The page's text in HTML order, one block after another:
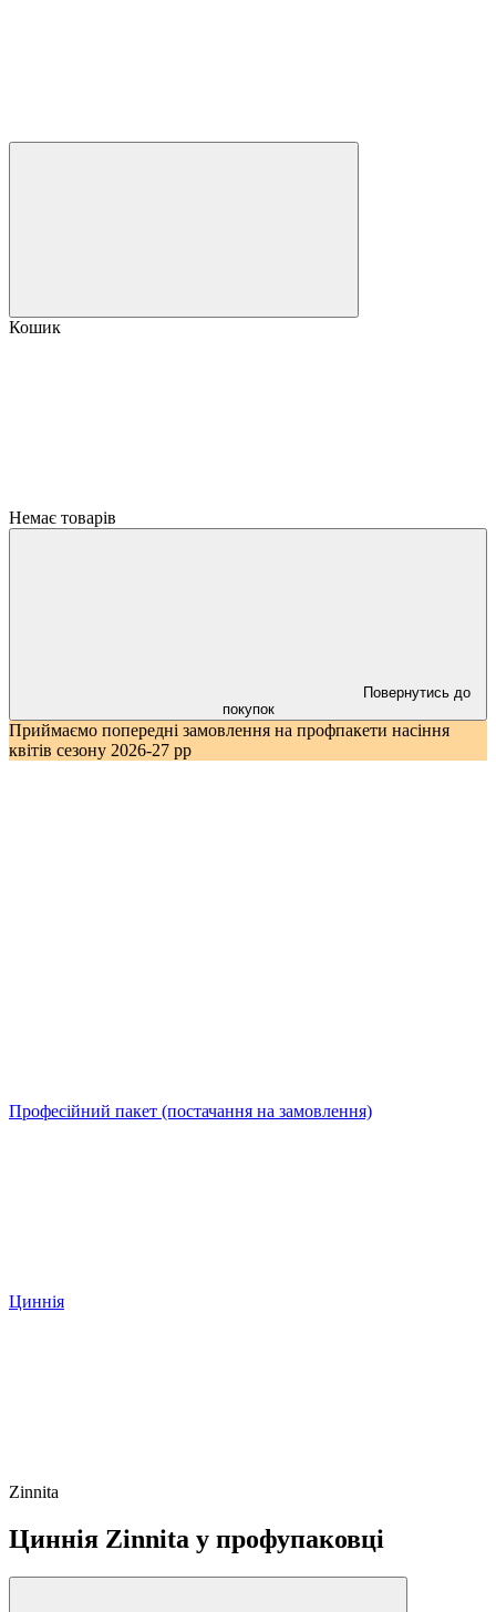
Кошик
Немає товарів
Повернутись до
покупок
Приймаємо попередні замовлення на профпакети насіння
квітів сезону 2026-27 рр
Професійний пакет (постачання на замовлення)
Циннія
Zinnita
Циннія Zinnita у профупаковці